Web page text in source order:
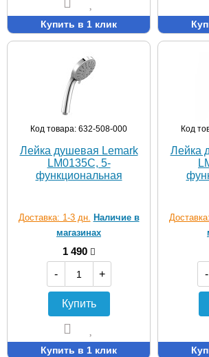
Купить в 1 клик
Код товара: 632-508-000
Лейка душевая Lemark
LM0135C, 5-
функциональная
Доставка: 1-3 дн. Наличие в
магазинах
1 490
-
+
Купить
Купить в 1 клик
Код
Лейка
-